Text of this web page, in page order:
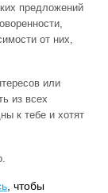
предложений
от них,
или
из всех
к тебе и хотят
, чтобы